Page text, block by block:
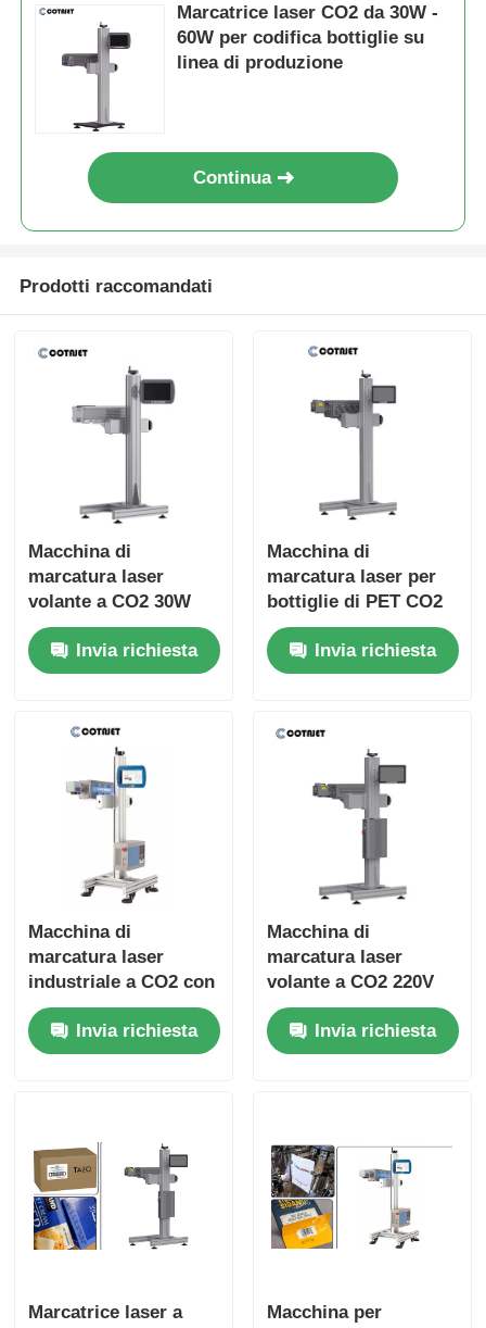
Marcatrice laser CO2 da 30W -
60W per codifica bottiglie su
linea di produzione
Continua
Prodotti raccomandati
Macchina di
marcatura laser
volante a CO2 30W
40W 60W per
elettronica /
farmaceutica
Invia richiesta
Macchina di
marcatura laser per
bottiglie di PET CO2
0 - 130 m/min con
codificatore laser
Invia richiesta
Macchina di
marcatura laser
industriale a CO2 con
datazione per
bottiglia in PET
Invia richiesta
Macchina di
marcatura laser
volante a CO2 220V
50HZ con codifica /
marcaturaInvia richiesta
Marcatrice laser a
Macchina per